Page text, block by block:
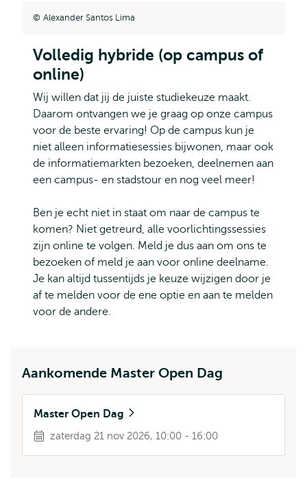
Alexander Santos Lima
Volledig hybride (op campus of
online)
Wij willen dat jij de juiste studiekeuze maakt.
Daarom ontvangen we je graag op onze campus
voor de beste ervaring! Op de campus kun je
niet alleen informatiesessies bijwonen, maar ook
de informatiemarkten bezoeken, deelnemen aan
een campus- en stadstour en nog veel meer!
Ben je echt niet in staat om naar de campus te
komen? Niet getreurd, alle voorlichtingssessies
zijn online te volgen. Meld je dus aan om ons te
bezoeken of meld je aan voor online deelname.
Je kan altijd tussentijds je keuze wijzigen door je
af te melden voor de ene optie en aan te melden
voor de andere.
Aankomende Master Open Dag
Master Open Dag
zaterdag 21 nov 2026, 10:00 - 16:00